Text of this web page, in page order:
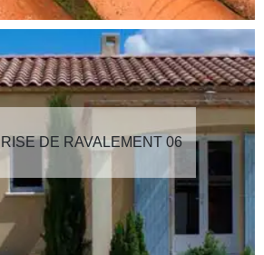
DE RAVALEMENT 06